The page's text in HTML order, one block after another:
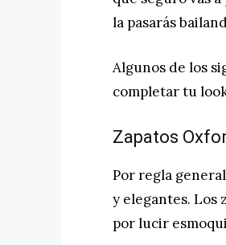
la pasarás
Algunos de los
completar tu
Zapatos
Por regla
y elegantes. Los
por lucir